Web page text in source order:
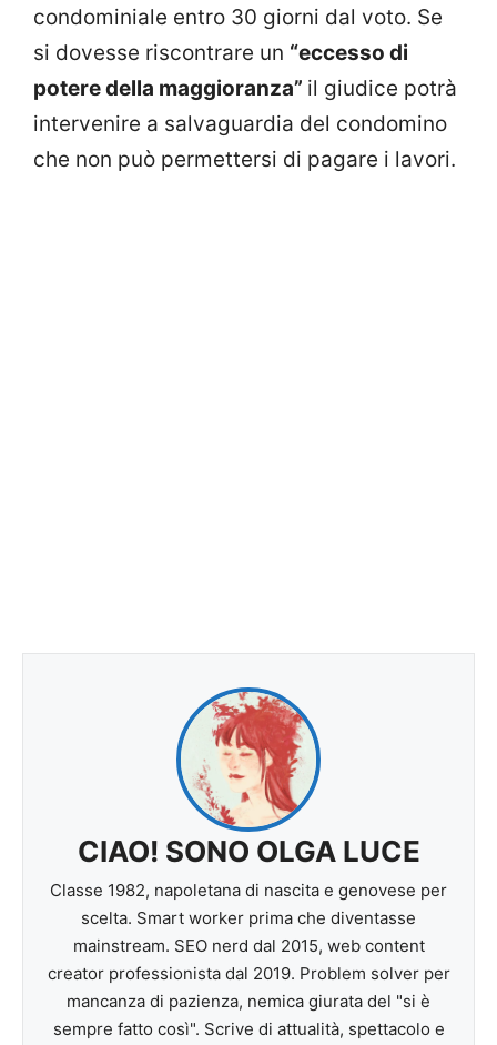
condominiale entro 30 giorni dal voto. Se
si dovesse riscontrare un “eccesso di
potere della maggioranza” il giudice potrà
intervenire a salvaguardia del condomino
che non può permettersi di pagare i lavori.
CIAO! SONO OLGA LUCE
Classe 1982, napoletana di nascita e genovese per
scelta. Smart worker prima che diventasse
mainstream. SEO nerd dal 2015, web content
creator professionista dal 2019. Problem solver per
mancanza di pazienza, nemica giurata del "si è
sempre fatto così". Scrive di attualità, spettacolo e